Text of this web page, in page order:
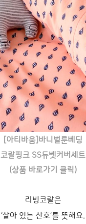
[아티바움]바니벌룬베딩
코랄핑크 SS듀벳커버세트
(상품 바로가기 클릭)
리빙코랄은
‘살아 있는 산호’를 뜻해요.